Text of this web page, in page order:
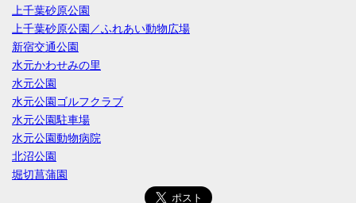
上千葉砂原公園
上千葉砂原公園／ふれあい動物広場
新宿交通公園
水元かわせみの里
水元公園
水元公園ゴルフクラブ
水元公園駐車場
水元公園動物病院
北沼公園
堀切菖蒲園